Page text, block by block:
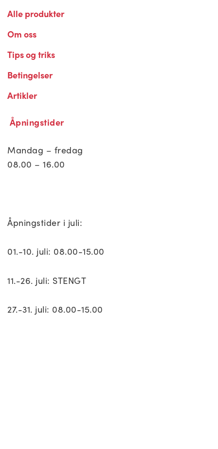
Alle produkter
Om oss
Tips og triks
Betingelser
Artikler
Åpningstider
Mandag – fredag
08.00 – 16.00
Åpningstider i juli:
01.-10. juli: 08.00-15.00
11.-26. juli: STENGT
27.-31. juli: 08.00-15.00